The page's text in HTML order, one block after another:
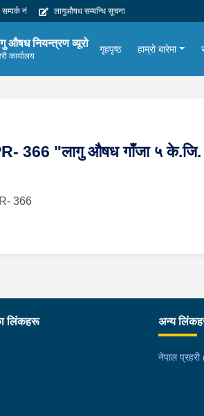
नं लागुऔषध सम्बन्धि सूचना
औषध नियन्त्रण व्यूरो
कार्यालय
गृहपृष्ठ हाम्रो बारेमा
366 "लागु औषध गाँजा ५ के.जि.
366
लिंकहरू अन्य
नेपाल